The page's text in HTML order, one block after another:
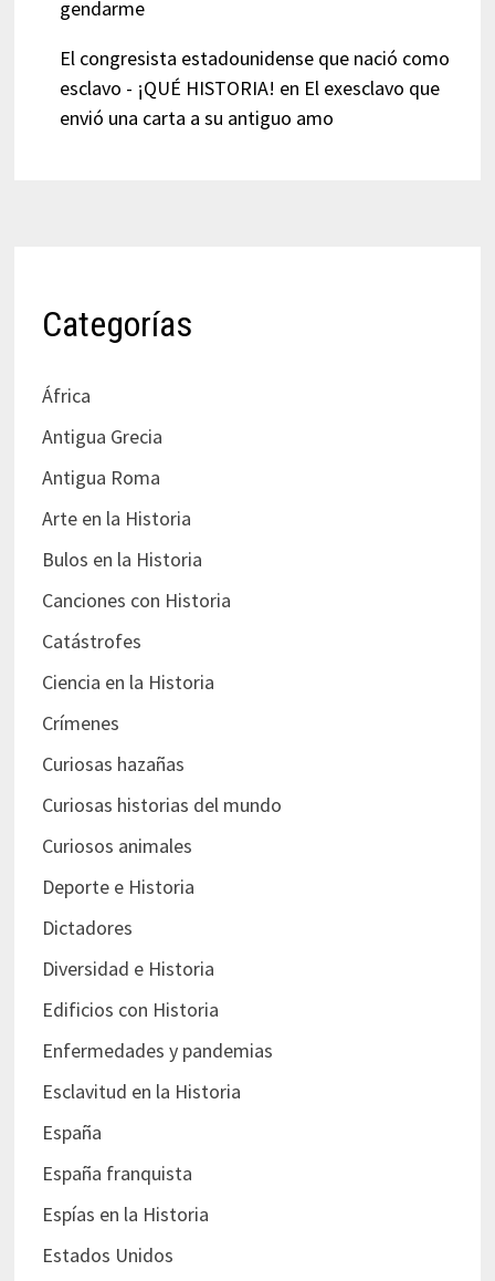
gendarme
El congresista estadounidense que nació como
esclavo - ¡QUÉ HISTORIA! en El exesclavo que
envió una carta a su antiguo amo
Categorías
África
Antigua Grecia
Antigua Roma
Arte en la Historia
Bulos en la Historia
Canciones con Historia
Catástrofes
Ciencia en la Historia
Crímenes
Curiosas hazañas
Curiosas historias del mundo
Curiosos animales
Deporte e Historia
Dictadores
Diversidad e Historia
Edificios con Historia
Enfermedades y pandemias
Esclavitud en la Historia
España
España franquista
Espías en la Historia
Estados Unidos